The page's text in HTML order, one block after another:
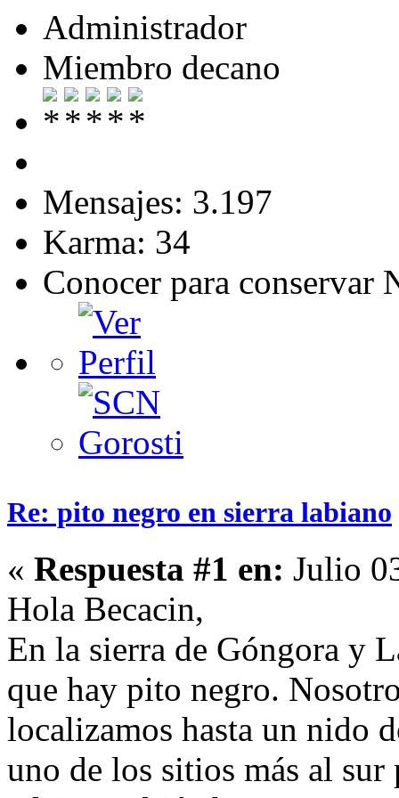
Administrador
Miembro decano
Mensajes: 3.197
Karma: 34
Conocer para conservar
Re: pito negro en sierra labiano
« Respuesta #1 en: Julio
Hola Becacin,
En la sierra de Góngora y
que hay pito negro.
localizamos hasta un nido
uno de los sitios más al